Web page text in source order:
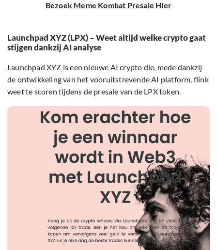
Bezoek Meme Kombat Presale Hier
Launchpad XYZ (LPX) – Weet altijd welke crypto gaat
stijgen dankzij AI analyse
Launchpad XYZ is een nieuwe AI crypto die, mede dankzij
de ontwikkeling van het vooruitstrevende AI platform, flink
weet te scoren tijdens de presale van de LPX token.